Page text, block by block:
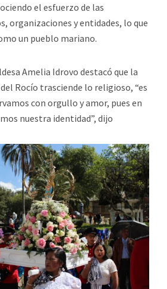
el esfuerzo de las
organizaciones y entidades, lo que
un pueblo mariano.
Amelia Idrovo destacó que la
Rocío trasciende lo religioso, “es
con orgullo y amor, pues en
nuestra identidad”, dijo